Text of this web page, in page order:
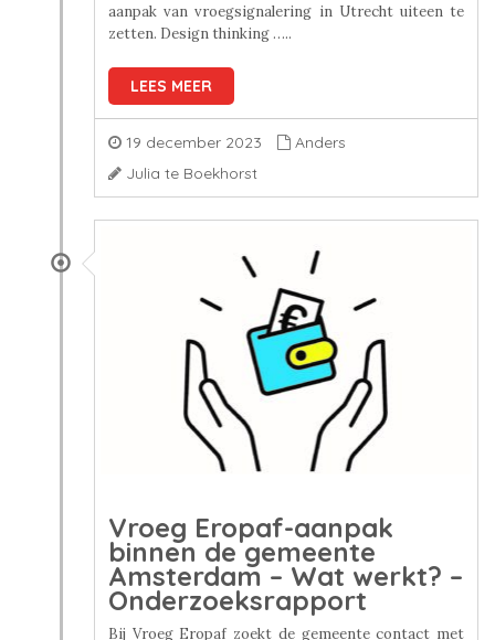
aanpak van vroegsignalering in Utrecht uiteen te
zetten. Design thinking …..
LEES MEER
19 december 2023
Anders
Julia te Boekhorst
Vroeg Eropaf-aanpak
binnen de gemeente
Amsterdam – Wat werkt? –
Onderzoeksrapport
Bij Vroeg Eropaf zoekt de gemeente contact met